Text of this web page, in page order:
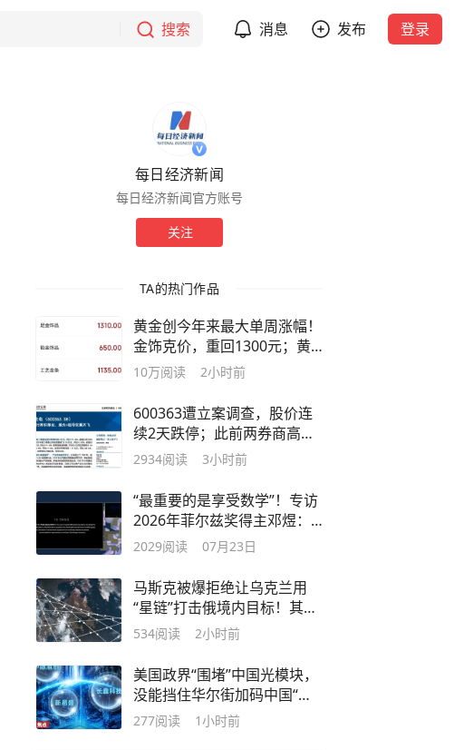
搜索 消息 发布 登录
每日经济新闻
每日经济新闻官方账号
关注
TA的热门作品
黄金创今年来最大单周涨幅！
金饰克价，重回1300元；黄
金股“抢跑” ：A股黄金产业链
10万阅读 2小时前
600363遭立案调查，股价连
续2天跌停；此前两券商高位
“买入”评级引争议，区间跌幅
2934阅读 3小时前
“最重要的是享受数学”！专访
2026年菲尔兹奖得主邓煜：
中国数学家“出圈”，是厚积薄
2029阅读 07月23日
马斯克被爆拒绝让乌克兰用
“星链”打击俄境内目标！其曾
敦促乌方与俄方达成和平协
534阅读 2小时前
美国政界“围堵”中国光模块，
没能挡住华尔街加码中国“硬
科技”：明星ETF重仓长鑫科
277阅读 1小时前